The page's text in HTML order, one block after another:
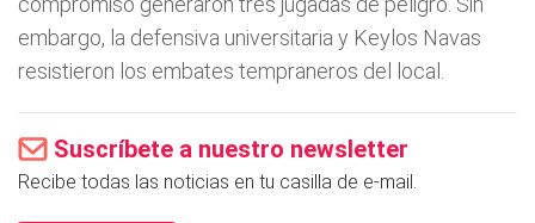
embargo, la defensiva universitaria y Keylos Navas
resistieron los embates tempraneros del local.
Suscríbete a nuestro newsletter
Recibe todas las noticias en tu casilla de e-mail.